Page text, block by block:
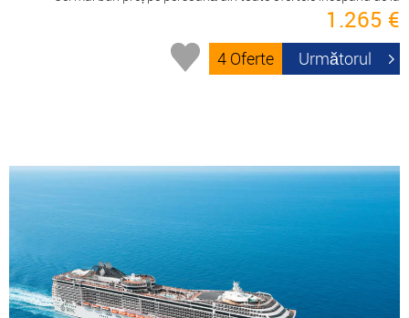
1.265 €
4 Oferte Următorul